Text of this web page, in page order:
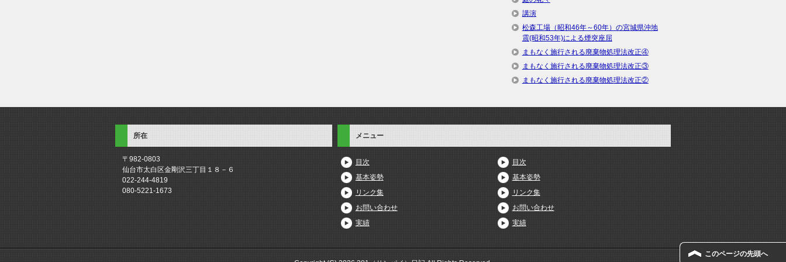
講演
松森工場（昭和46年～60年）の宮城県沖地
震(昭和53年)による煙突座屈
まもなく施行される廃棄物処理法改正④
まもなく施行される廃棄物処理法改正③
まもなく施行される廃棄物処理法改正②
所在
〒982-0803
仙台市太白区金剛沢三丁目１８－６
022-244-4819
080-5221-1673
メニュー
目次
基本姿勢
リンク集
お問い合わせ
実績
目次
基本姿勢
リンク集
お問い合わせ
実績
このページの先頭へ